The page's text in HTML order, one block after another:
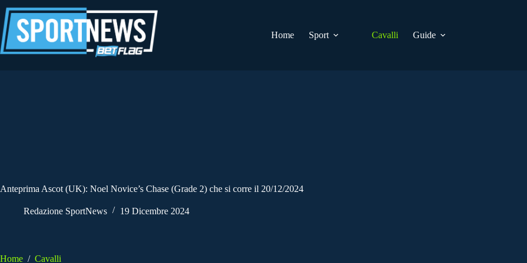
al
contenuto
Home
Sport Cavalli Guide
Anteprima Ascot (UK): Noel Novice’s Chase (Grade 2) che si corre il 20/12/2024
Redazione SportNews 19 Dicembre 2024
Home / Cavalli